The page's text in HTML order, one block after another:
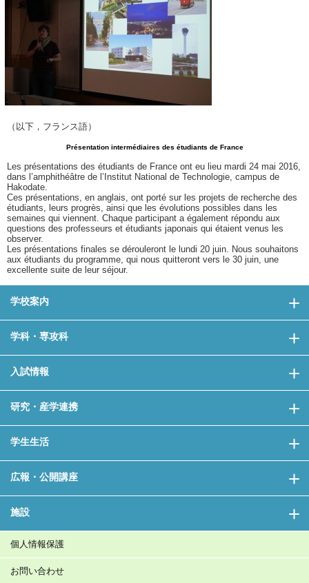
（以下，フランス語）
Présentation intermédiaires des étudiants de France
Les présentations des étudiants de France ont eu lieu mardi 24 mai 2016,
dans l’amphithéâtre de l’Institut National de Technologie, campus de
Hakodate.
Ces présentations, en anglais, ont porté sur les projets de recherche des
étudiants, leurs progrès, ainsi que les évolutions possibles dans les
semaines qui viennent. Chaque participant a également répondu aux
questions des professeurs et étudiants japonais qui étaient venus les
observer.
Les présentations finales se dérouleront le lundi 20 juin. Nous souhaitons
aux étudiants du programme, qui nous quitteront vers le 30 juin, une
excellente suite de leur séjour.
学校案内
学科・専攻科
入試情報
研究・産学連携
学生生活
広報・公開講座
施設
個人情報保護
お問い合わせ